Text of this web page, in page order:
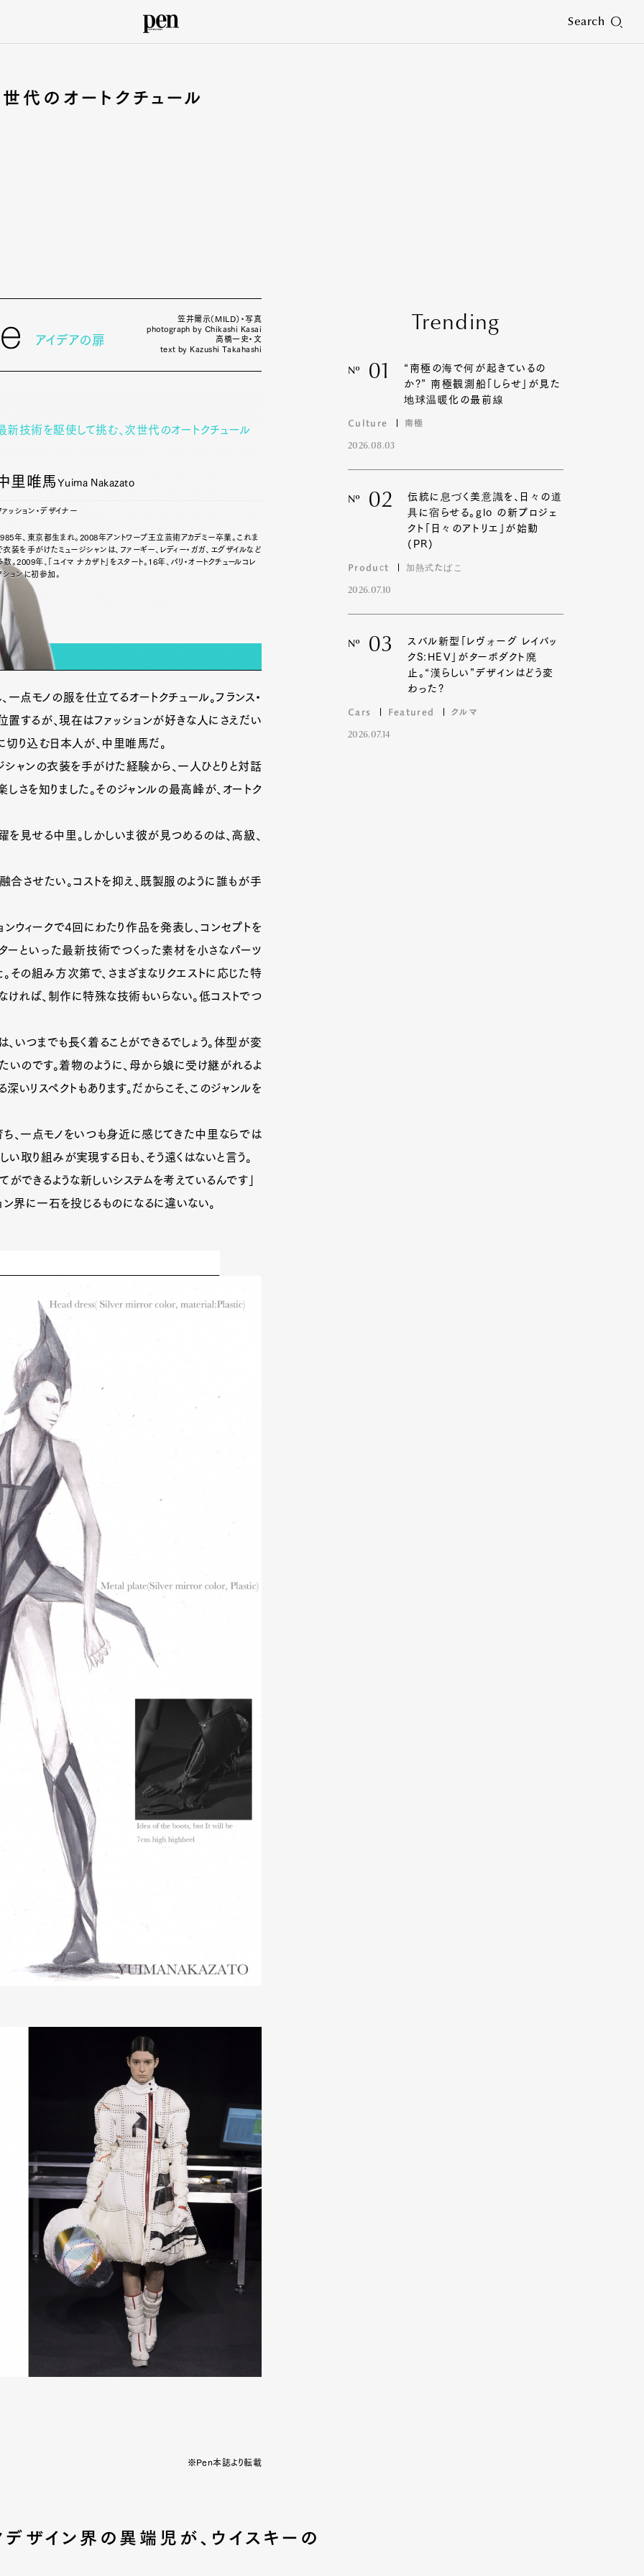
Search
Art&Design
Fashion
Cars
Lifestyle
Magazine Official Columnist
Pen international Pen tw
代のオートクチュール
アイデアの扉
笠井爾示（MILD）・写真
photograph by Chikashi Kasai
高橋一史・文
text by Kazushi Takahashi
新技術を駆使して挑む、次世代のオートクチュール
里唯馬 Yuima Nakazato
ァッション・デザイナー
年、東京都生まれ。2008年アントワープ王立芸術アカデミー卒業。これま
衣装を手がけたミュージシャンは、ファーギー、レディー・ガガ、エグザイルなど
数。2009年、「ユイマ ナカザト」をスタート。16年、パリ・オートクチュールコレ
ションに初参加。
モノの服を仕立てるオートクチュール。フランス・
するが、現在はファッションが好きな人にさえだい
り込む日本人が、中里唯馬だ。
ジシャンの衣装を手がけた経験から、一人ひとりと対話
さを知りました。そのジャンルの最高峰が、オートク
を見せる中里。しかしいま彼が見つめるのは、高級、
合させたい。コストを抑え、既製服のように誰もが手
ンウィークで4回にわたり作品を発表し、コンセプトを
ーといった最新技術でつくった素材を小さなパーツ
その組み方次第で、さまざまなリクエストに応じた特
れば、制作に特殊な技術もいらない。低コストでつ
いつまでも長く着ることができるでしょう。体型が変
いのです。着物のように、母から娘に受け継がれるよ
いリスペクトもあります。だからこそ、このジャンルを
、一点モノをいつも身近に感じてきた中里ならでは
取り組みが実現する日も、そう遠くはないと言う。
できるような新しいシステムを考えているんです」
界に一石を投じるものになるに違いない。
※Pen本誌より転載
Trending
Nº 01
“南極の海で何が起きているの
か?” 南極観測船「しらせ」が見た
地球温暖化の最前線
Culture 南極
2026.08.03
Nº 02
伝統に息づく美意識を、日々の道
具に宿らせる。glo の新プロジェ
クト「日々のアトリエ」が始動
(PR)
Product 加熱式たばこ
2026.07.10
Nº 03
スバル新型「レヴォーグ レイバッ
クS:HEV」がターボダクト廃
止。“漢らしい”デザインはどう変
わった?
Cars Featured クルマ
2026.07.14
デザイン界の異端児が、ウイスキーの